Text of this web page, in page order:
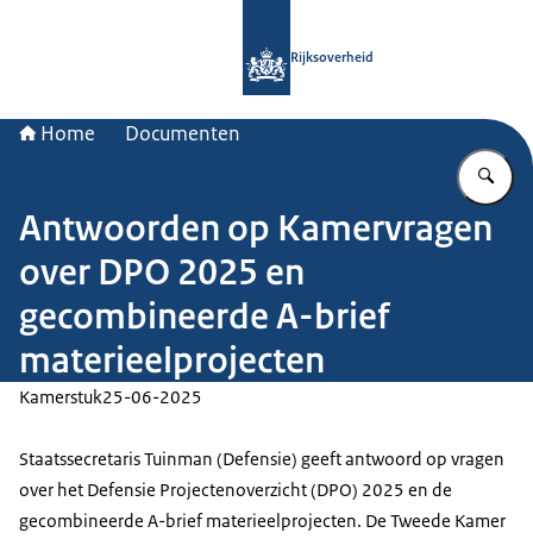
Rijksoverheid
Home Documenten
Antwoorden op Kamervragen
over DPO 2025 en
gecombineerde A-brief
materieelprojecten
Kamerstuk25-06-2025
Staatssecretaris Tuinman (Defensie) geeft antwoord op vragen
over het Defensie Projectenoverzicht (DPO) 2025 en de
gecombineerde A-brief materieelprojecten. De Tweede Kamer